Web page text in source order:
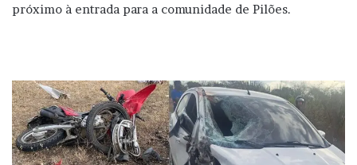
próximo à entrada para a comunidade de Pilões.